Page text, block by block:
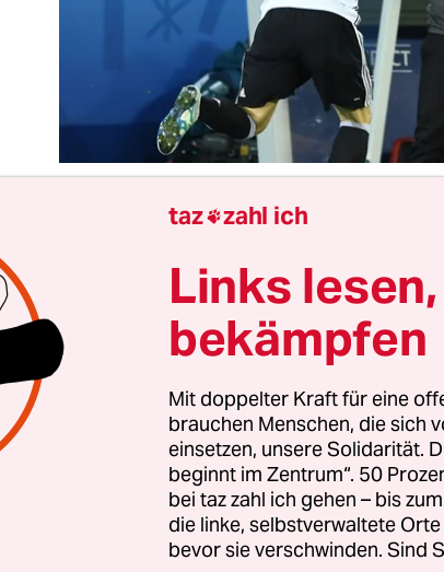
Analysten haben ein neues Quatschwort:
Kofferpacken gemeint, weil man es
Patrioten zuhause nicht mehr aushält,
Klöten und das anschließende
bezeichnet neuerdings im
Sprech das, was Günther Netzer laut
gemacht hat, nämlich aus „der Tiefe des
Normalsterbliche nennen: Steilpass.
Neun, der abkippenden Sechs und
taz zahl ich
Links
bekämpfen
Mit doppelter Kraft für eine
brauchen Menschen, die sich
einsetzen, unsere Solidarität.
beginnt im Zentrum“. 50
bei taz zahl ich gehen – bis
die linke, selbstverwaltete
bevor sie verschwinden. Sind